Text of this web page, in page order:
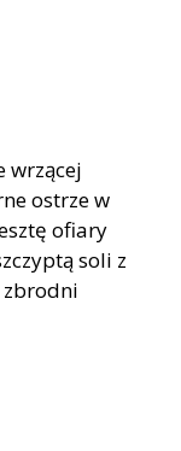
wrzącej
ostrze w
ofiary
soli z
zbrodni